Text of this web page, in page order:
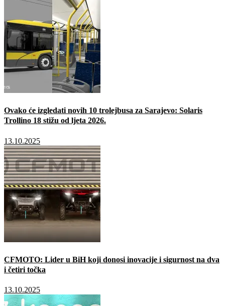
Ovako će izgledati novih 10 trolejbusa za Sarajevo: Solaris
Trollino 18 stižu od ljeta 2026.
13.10.2025
CFMOTO: Lider u BiH koji donosi inovacije i sigurnost na dva
i četiri točka
13.10.2025